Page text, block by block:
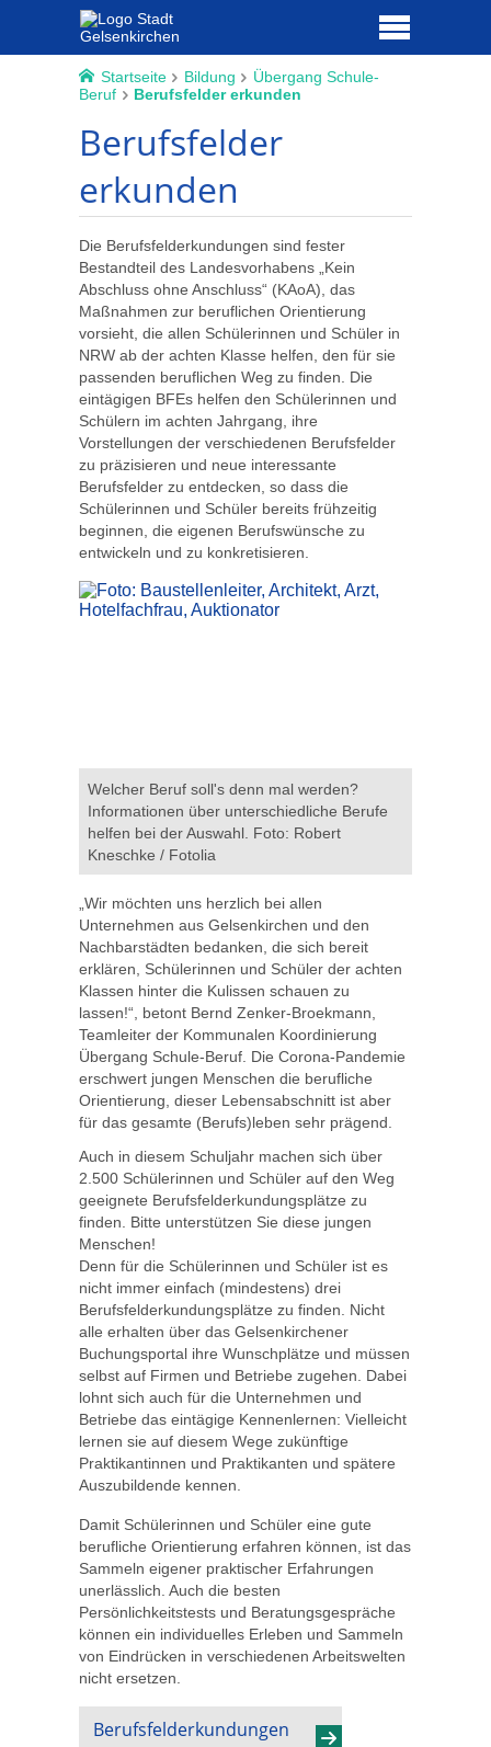
Startseite Bildung
Übergang Schule-
Beruf
Berufsfelder erkunden
Berufsfelder
erkunden
Die Berufsfelderkundungen sind fester
Bestandteil des Landesvorhabens „Kein
Abschluss ohne Anschluss“ (KAoA), das
Maßnahmen zur beruflichen Orientierung
vorsieht, die allen Schülerinnen und Schüler in
NRW ab der achten Klasse helfen, den für sie
passenden beruflichen Weg zu finden. Die
eintägigen BFEs helfen den Schülerinnen und
Schülern im achten Jahrgang, ihre
Vorstellungen der verschiedenen Berufsfelder
zu präzisieren und neue interessante
Berufsfelder zu entdecken, so dass die
Schülerinnen und Schüler bereits frühzeitig
beginnen, die eigenen Berufswünsche zu
entwickeln und zu konkretisieren.
Welcher Beruf soll's denn mal werden?
Informationen über unterschiedliche Berufe
helfen bei der Auswahl. Foto: Robert
Kneschke / Fotolia
„Wir möchten uns herzlich bei allen
Unternehmen aus Gelsenkirchen und den
Nachbarstädten bedanken, die sich bereit
erklären, Schülerinnen und Schüler der achten
Klassen hinter die Kulissen schauen zu
lassen!“, betont Bernd Zenker-Broekmann,
Teamleiter der Kommunalen Koordinierung
Übergang Schule-Beruf. Die Corona-Pandemie
erschwert jungen Menschen die berufliche
Orientierung, dieser Lebensabschnitt ist aber
für das gesamte (Berufs)leben sehr prägend.
Auch in diesem Schuljahr machen sich über
2.500 Schülerinnen und Schüler auf den Weg
geeignete Berufsfelderkundungsplätze zu
finden. Bitte unterstützen Sie diese jungen
Menschen!
Denn für die Schülerinnen und Schüler ist es
nicht immer einfach (mindestens) drei
Berufsfelderkundungsplätze zu finden. Nicht
alle erhalten über das Gelsenkirchener
Buchungsportal ihre Wunschplätze und müssen
selbst auf Firmen und Betriebe zugehen. Dabei
lohnt sich auch für die Unternehmen und
Betriebe das eintägige Kennenlernen: Vielleicht
lernen sie auf diesem Wege zukünftige
Praktikantinnen und Praktikanten und spätere
Auszubildende kennen.
Damit Schülerinnen und Schüler eine gute
berufliche Orientierung erfahren können, ist das
Sammeln eigener praktischer Erfahrungen
unerlässlich. Auch die besten
Persönlichkeitstests und Beratungsgespräche
können ein individuelles Erleben und Sammeln
von Eindrücken in verschiedenen Arbeitswelten
nicht ersetzen.
Berufsfelderkundungen